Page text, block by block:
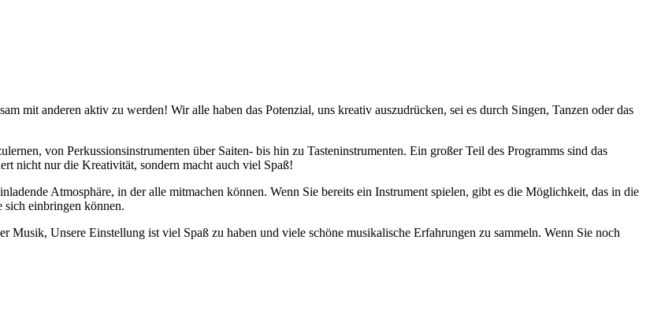
mit anderen aktiv zu werden! Wir alle haben das Potenzial, uns kreativ auszudrücken, sei es durch Singen, Tanzen oder das
von Perkussionsinstrumenten über Saiten- bis hin zu Tasteninstrumenten. Ein großer Teil des Programms sind das
nicht nur die Kreativität, sondern macht auch viel Spaß!
Atmosphäre, in der alle mitmachen können. Wenn Sie bereits ein Instrument spielen, gibt es die Möglichkeit, das in die
sich einbringen können.
Musik, Unsere Einstellung ist viel Spaß zu haben und viele schöne musikalische Erfahrungen zu sammeln. Wenn Sie noch